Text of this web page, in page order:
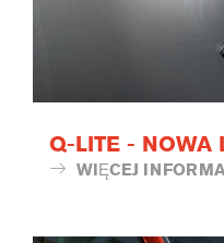
Q-LITE - NOWA
WIĘCEJ